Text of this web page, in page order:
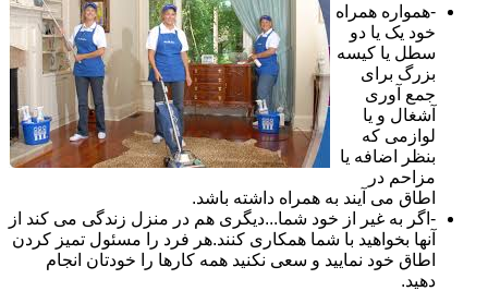
-همواره همراه
خود یک یا دو
سطل یا کیسه
بزرگ برای
جمع آوری
آشغال و یا
لوازمی که
بنظر اضافه یا
مزاحم در
اطاق می آیند به همراه داشته باشد.
-اگر به غیر از خود شما...دیگری هم در منزل زندگی می کند از
آنها بخواهید با شما همکاری کنند.هر فرد را مسئول تمیز کردن
اطاق خود نمایید و سعی نکنید همه کارها را خودتان انجام
دهید.